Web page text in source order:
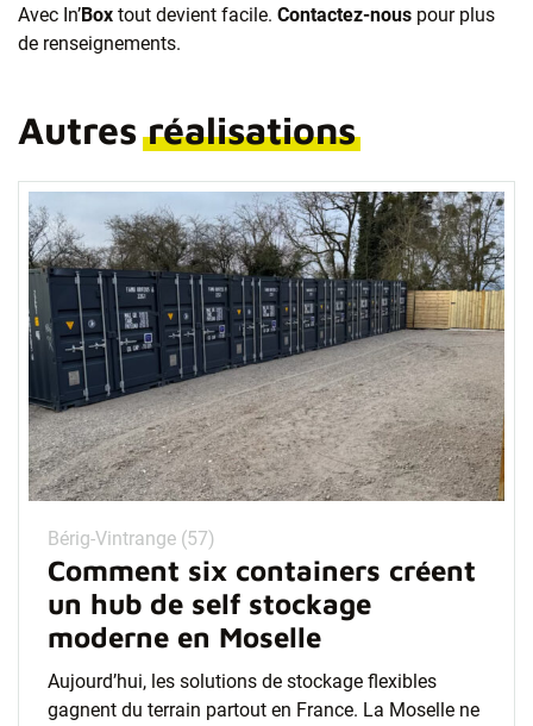
Avec In’Box tout devient facile. Contactez-nous pour plus
de renseignements.
Autresréalisations
Bérig-Vintrange (57)
Comment six containers créent
un hub de self stockage
moderne en Moselle
Aujourd’hui, les solutions de stockage flexibles
gagnent du terrain partout en France. La Moselle ne